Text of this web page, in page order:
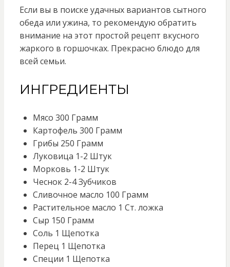
Если вы в поиске удачных вариантов сытного
обеда или ужина, то рекомендую обратить
внимание на этот простой рецепт вкусного
жаркого в горшочках. Прекрасно блюдо для
всей семьи.
ИНГРЕДИЕНТЫ
Мясо 300 Грамм
Картофель 300 Грамм
Грибы 250 Грамм
Луковица 1-2 Штук
Морковь 1-2 Штук
Чеснок 2-4 Зубчиков
Сливочное масло 100 Грамм
Растительное масло 1 Ст. ложка
Сыр 150 Грамм
Соль 1 Щепотка
Перец 1 Щепотка
Специи 1 Щепотка